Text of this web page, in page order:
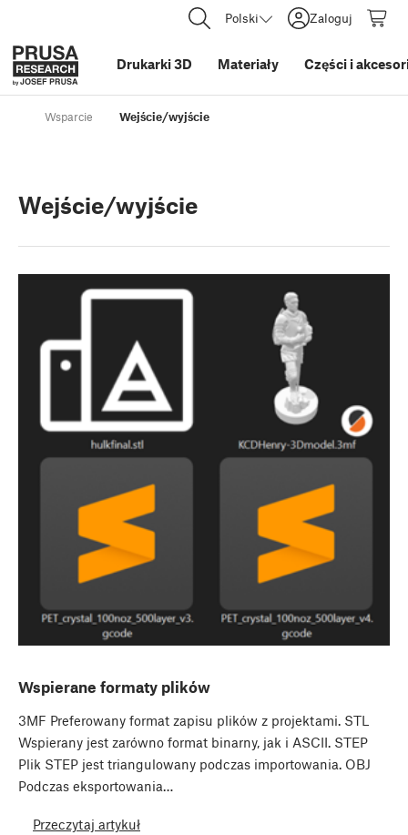
Polski Zaloguj
Drukarki 3D Materiały Części i
Wsparcie Wejście/wyjście
Wejście/wyjście
Wspierane formaty plików
3MF Preferowany format zapisu plików z projektami. STL
Wspierany jest zarówno format binarny, jak i ASCII. STEP
Plik STEP jest triangulowany podczas importowania. OBJ
Podczas eksportowania…
Przeczytaj artykuł